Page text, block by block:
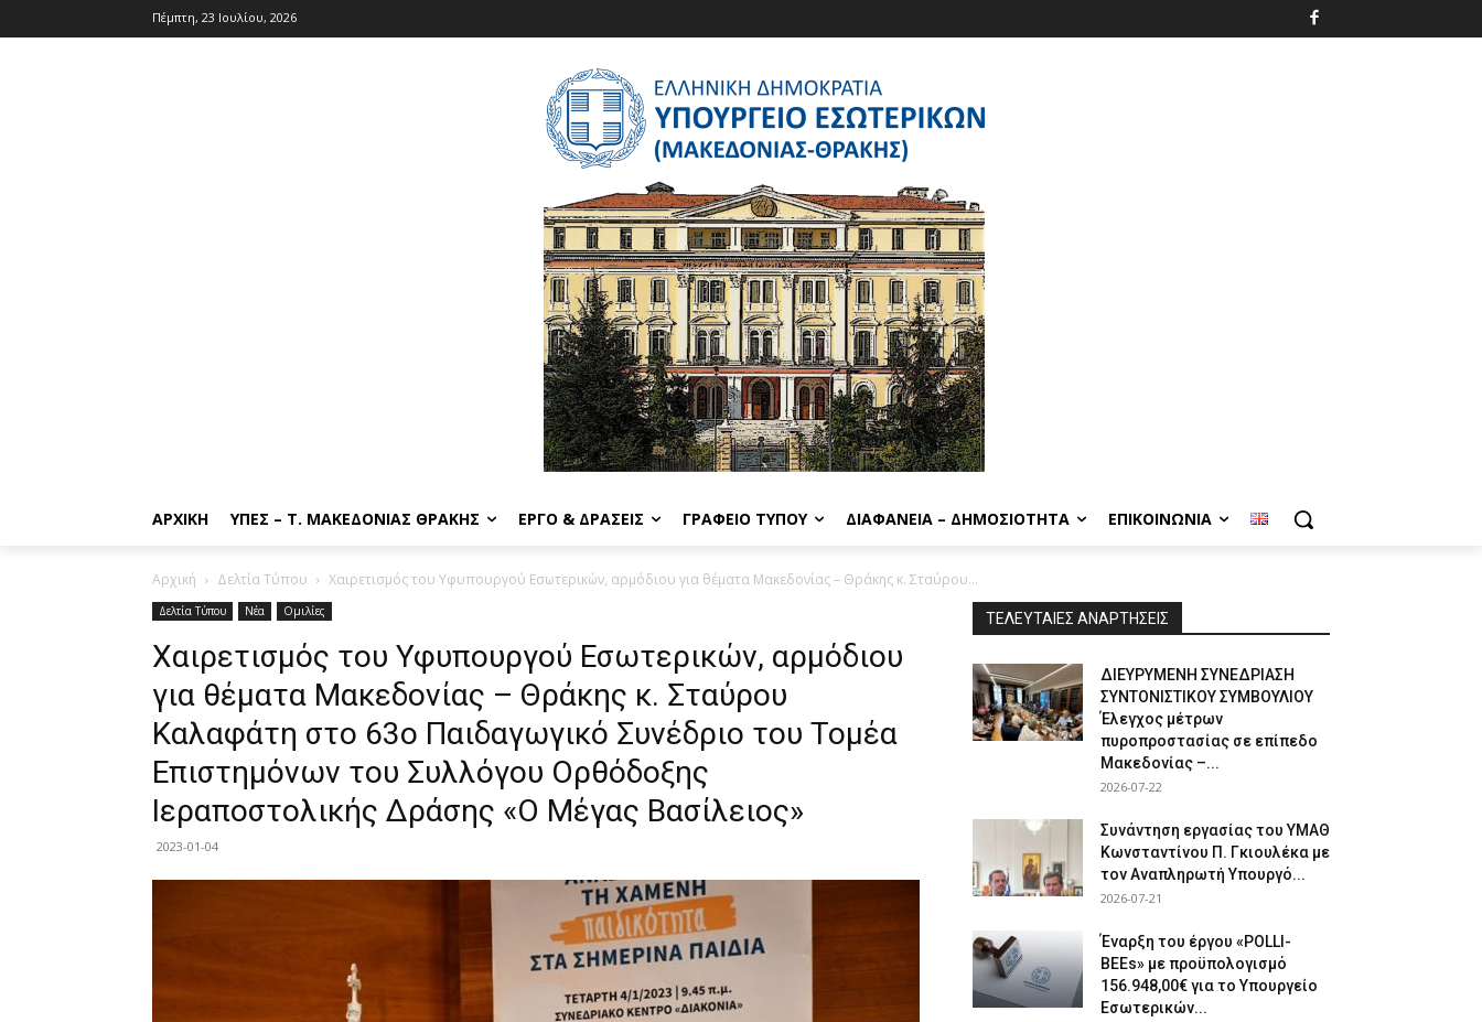
Πέμπτη, 23 Ιουλίου, 2026
ΑΡΧΙΚΉ ΥΠΕΣ – Τ. ΜΑΚΕΔΟΝΊΑΣ ΘΡΆΚΗΣ ΈΡΓΟ & ΔΡΆΣΕΙΣ ΓΡΑΦΕΊΟ ΤΎΠΟΥ ΔΙΑΦΆΝΕΙΑ – ΔΗΜΟΣΙΌΤΗΤΑ ΕΠΙΚΟΙΝΩΝΊΑ
Αρχική Δελτία Τύπου Χαιρετισμός του Υφυπουργού Εσωτερικών, αρμόδιου για θέματα Μακεδονίας – Θράκης κ. Σταύρου...
Δελτία Τύπου Νέα Ομιλίες
Χαιρετισμός του Υφυπουργού Εσωτερικών, αρμόδιου
για θέματα Μακεδονίας – Θράκης κ. Σταύρου
Καλαφάτη στο 63ο Παιδαγωγικό Συνέδριο του Τομέα
Επιστημόνων του Συλλόγου Ορθόδοξης
Ιεραποστολικής Δράσης «Ο Μέγας Βασίλειος»
2023-01-04
ΤΕΛΕΥΤΑΙΕΣ ΑΝΑΡΤΗΣΕΙΣ
ΔΙΕΥΡΥΜΕΝΗ ΣΥΝΕΔΡΙΑΣΗ
ΣΥΝΤΟΝΙΣΤΙΚΟΥ ΣΥΜΒΟΥΛΙΟΥ
Έλεγχος μέτρων
πυροπροστασίας σε επίπεδο
Μακεδονίας –...
2026-07-22
Συνάντηση εργασίας του ΥΜΑΘ
Κωνσταντίνου Π. Γκιουλέκα με
τον Αναπληρωτή Υπουργό...
2026-07-21
Έναρξη του έργου «POLLI-
BEEs» με προϋπολογισμό
156.948,00€ για το Υπουργείο
Εσωτερικών...